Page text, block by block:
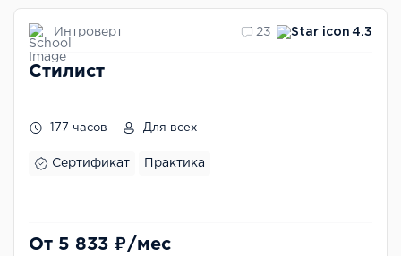
Интроверт 23 4.3
Стилист
177 часов Для всех
Сертификат Практика
От 5 833 ₽/мес